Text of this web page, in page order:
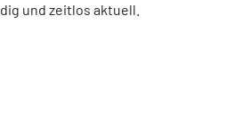
und zeitlos aktuell.